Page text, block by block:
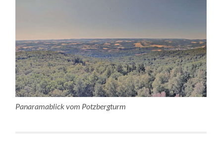
Panaramablick vom Potzbergturm